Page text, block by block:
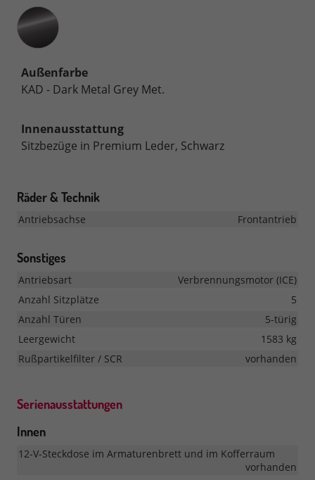
Außenfarbe
KAD - Dark Metal Grey Met.
Innenausstattung
Sitzbezüge in Premium Leder, Schwarz
Räder & Technik
Antriebsachse Frontantrieb
Sonstiges
Antriebsart
Verbrennungsmotor (ICE)
Anzahl Sitzplätze
5
Anzahl Türen
5-türig
Leergewicht
1583 kg
Rußpartikelfilter / SCR
vorhanden
Serienausstattungen
Innen
12-V-Steckdose im Armaturenbrett und im Kofferraum
vorhanden